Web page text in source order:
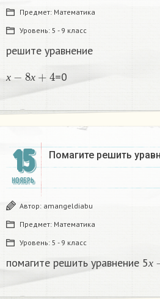
Предмет: Математика
Уровень: 5 - 9 класс
решите уравнение
х х =0
15
НОЯБРЬ
Помагите решить
Автор: amangeldiabu
Предмет: Математика
Уровень: 5 - 9 класс
помагите решить уравнение 5х